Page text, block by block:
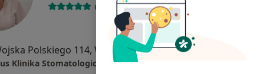
67 opinii
Polskiego 114, Warszawa•Mapa
Klinika Stomatologiczna